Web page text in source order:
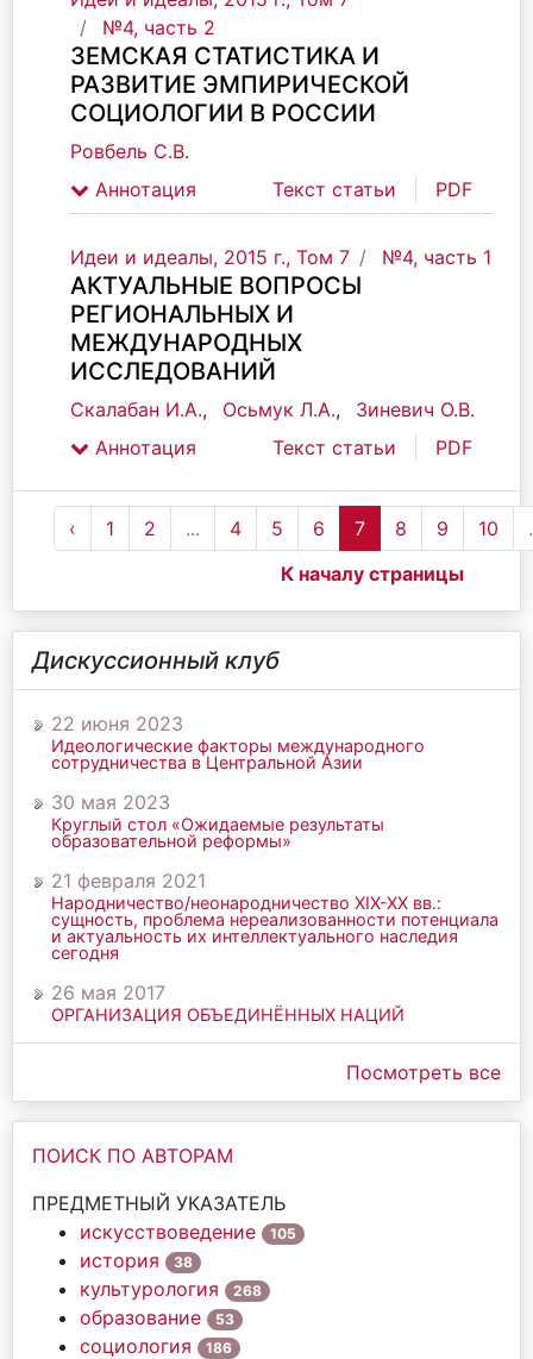
№4, часть 2
ЗЕМСКАЯ СТАТИСТИКА И
РАЗВИТИЕ ЭМПИРИЧЕСКОЙ
СОЦИОЛОГИИ В РОССИИ
Ровбель С.В.
Аннотация
Текст статьи PDF
Идеи и идеалы, 2015 г., Том 7 №4, часть 1
АКТУАЛЬНЫЕ ВОПРОСЫ
РЕГИОНАЛЬНЫХ И
МЕЖДУНАРОДНЫХ
ИССЛЕДОВАНИЙ
Скалабан И.А., Осьмук Л.А.,
Зиневич О.В.
Аннотация
Текст статьи PDF
‹ 1 2 ... 4 5 6 7 8 9 10
К началу страницы
Дискуссионный клуб
22 июня 2023
Идеологические факторы международного
сотрудничества в Центральной Азии
30 мая 2023
Круглый стол «Ожидаемые результаты
образовательной реформы»
21 февраля 2021
Народничество/неонародничество ХIХ-ХХ вв.:
сущность, проблема нереализованности потенциала
и актуальность их интеллектуального наследия
сегодня
26 мая 2017
ОРГАНИЗАЦИЯ ОБЪЕДИНЁННЫХ НАЦИЙ
Посмотреть все
ПОИСК ПО АВТОРАМ
ПРЕДМЕТНЫЙ УКАЗАТЕЛЬ
искусствоведение
105
история 38
культурология 268
образование 53
социология 186